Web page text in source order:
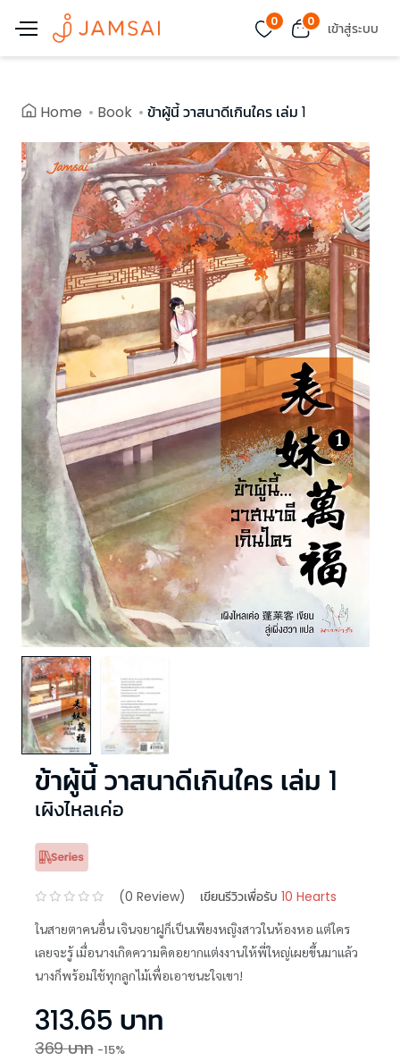
0 0 เข้าสู่ระบบ
Home Book ข้าผู้นี้ วาสนาดีเกินใคร เล่ม 1
ข้าผู้นี้ วาสนาดีเกินใคร เล่ม 1
เผิงไหลเค่อ
(0 Review) เขียนรีวิวเพื่อรับ 10 Hearts
ในสายตาคนอื่น เจินจยาฝูก็เป็นเพียงหญิงสาวในห้องหอ แต่ใคร
เลยจะรู้ เมื่อนางเกิดความคิดอยากแต่งงานให้พี่ใหญ่เผยขึ้นมาแล้ว
นางก็พร้อมใช้ทุกลูกไม้เพื่อเอาชนะใจเขา!
313.65 บาท
369บาท -15%